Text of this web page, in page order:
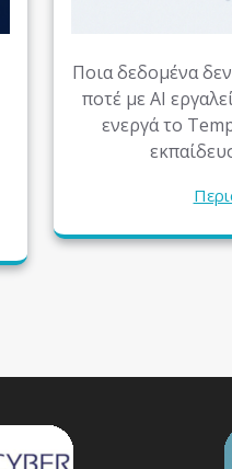
Ποια δεδομένα
ποτέ με AI
ενεργά το